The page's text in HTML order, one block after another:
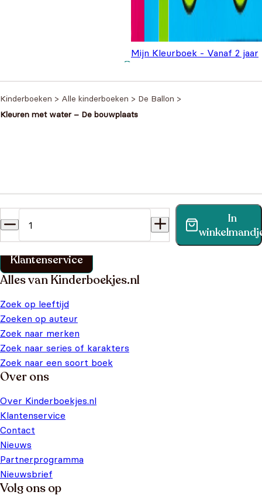
Mijn Kleurboek - Vanaf 2 jaar
Kinderboeken > Alle kinderboeken > De Ballon >
Kleuren met water – De bouwplaats
In
Vind binnen no-time antwoord op je vraag op onze
klantenservice pagina.
Klantenservice
Alles van Kinderboekjes.nl
Zoek op leeftijd
Zoeken op auteur
Zoek naar merken
Zoek naar series of karakters
Zoek naar een soort boek
Over ons
Over Kinderboekjes.nl
Klantenservice
Contact
Nieuws
Partnerprogramma
Nieuwsbrief
Volg ons op